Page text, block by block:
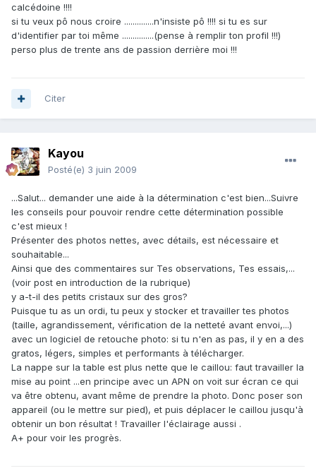
calcédoine !!!!
si tu veux pô nous croire ..............n'insiste pô !!!! si tu es sur
d'identifier par toi même ...............(pense à remplir ton profil !!!)
perso plus de trente ans de passion derrière moi !!!
Citer
Kayou
Posté(e) 3 juin 2009
...Salut... demander une aide à la détermination c'est bien...Suivre
les conseils pour pouvoir rendre cette détermination possible
c'est mieux !
Présenter des photos nettes, avec détails, est nécessaire et
souhaitable...
Ainsi que des commentaires sur Tes observations, Tes essais,...
(voir post en introduction de la rubrique)
y a-t-il des petits cristaux sur des gros?
Puisque tu as un ordi, tu peux y stocker et travailler tes photos
(taille, agrandissement, vérification de la netteté avant envoi,...)
avec un logiciel de retouche photo: si tu n'en as pas, il y en a des
gratos, légers, simples et performants à télécharger.
La nappe sur la table est plus nette que le caillou: faut travailler la
mise au point ...en principe avec un APN on voit sur écran ce qui
va être obtenu, avant même de prendre la photo. Donc poser son
appareil (ou le mettre sur pied), et puis déplacer le caillou jusqu'à
obtenir un bon résultat ! Travailler l'éclairage aussi .
A+ pour voir les progrès.